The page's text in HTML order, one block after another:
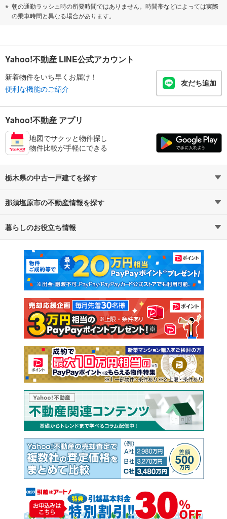
朝の通勤ラッシュ時の所要時間ではありません。時間帯などによっては実際
の乗車時間と異なる場合があります。
Yahoo!不動産 LINE公式アカウント
新着物件をいち早くお届け！
便利な機能のご紹介
友だち追加
Yahoo!不動産 アプリ
地図でサクッと物件探し
物件比較が手軽にできる
栃木県の中古一戸建てを探す
路線・駅から探す
通勤・通学時間から探す
那須塩原市の不動産情報を探す
不動産・住宅
新築マンション 中古マンション
新築一戸建て 中古一戸建て
注文住宅 土地
売却査定
暮らしのお役立ち情報
マンションカタログ 教えて！住まいの先生